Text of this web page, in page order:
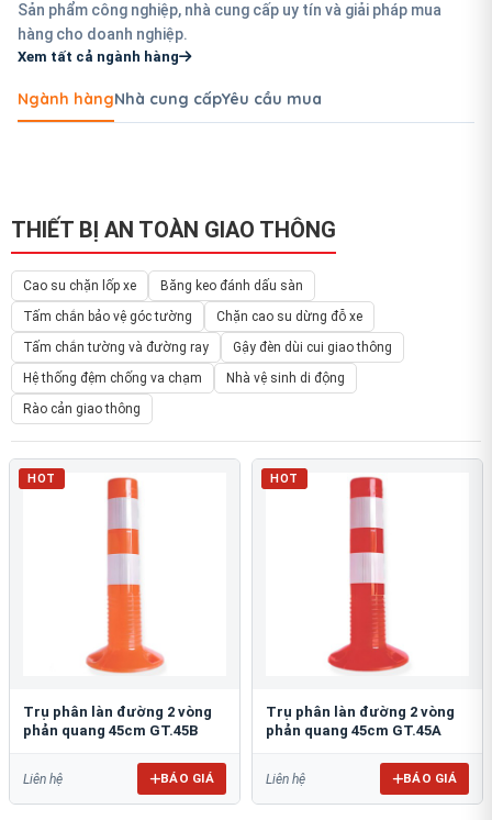
Sản phẩm công nghiệp, nhà cung cấp uy tín và giải pháp mua
hàng cho doanh nghiệp.
Xem tất cả ngành hàng
Ngành hàngNhà cung cấpYêu cầu mua
THIẾT BỊ AN TOÀN GIAO THÔNG
Cao su chặn lốp xe
Băng keo đánh dấu sàn
Tấm chắn bảo vệ góc tường
Chặn cao su dừng đỗ xe
Tấm chắn tường và đường ray
Gậy đèn dùi cui giao thông
Hệ thống đệm chống va chạm
Nhà vệ sinh di động
Rào cản giao thông
HOT
Trụ phân làn đường 2 vòng
phản quang 45cm GT.45B
Liên hệ BÁO GIÁ
HOT
Trụ phân làn đường 2 vòng
phản quang 45cm GT.45A
Liên hệ BÁO GIÁ